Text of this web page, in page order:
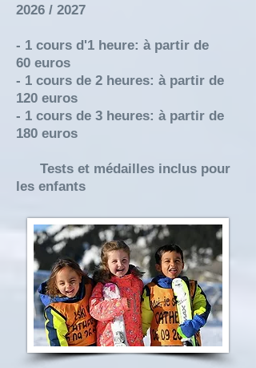
2026 / 2027
- 1 cours d'1 heure: à partir de
60 euros
- 1 cours de 2 heures: à partir de
120 euros
- 1 cours de 3 heures: à partir de
180 euros
Tests et médailles inclus pour
les enfants